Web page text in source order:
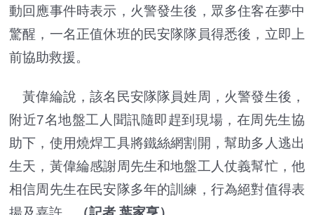
動回應事件時表示，火警發生後，眾多住客在夢中
驚醒，一名正值休班的民安隊隊員得悉後，立即上
前協助救援。
黃偉綸說，該名民安隊隊員姓周，火警發生後，
附近7名地盤工人聞訊隨即趕到現場，在周先生協
助下，使用燒焊工具將鐵絲網割開，幫助多人逃出
生天，黃偉綸感謝周先生和地盤工人仗義幫忙，他
相信周先生在民安隊多年的訓練，行為絕對值得表